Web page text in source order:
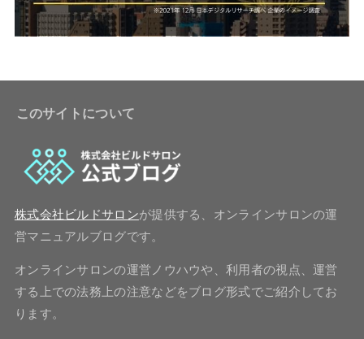
このサイトについて
株式会社ビルドサロンが提供する、オンラインサロンの運
営マニュアルブログです。
オンラインサロンの運営ノウハウや、利用者の視点、運営
する上での法務上の注意などをブログ形式でご紹介してお
ります。